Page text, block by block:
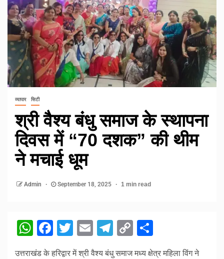
व्यापार सिटी
श्री वैश्य बंधु समाज के स्थापना
दिवस में “70 दशक” की थीम
ने मचाई धूम
Admin September 18, 2025 1 min read
WhatsApp
Facebook
Twitter
EmailTelegram
Copy
Link
उत्तराखंड के हरिद्वार में श्री वैश्य बंधु समाज मध्य क्षेत्र महिला विंग ने